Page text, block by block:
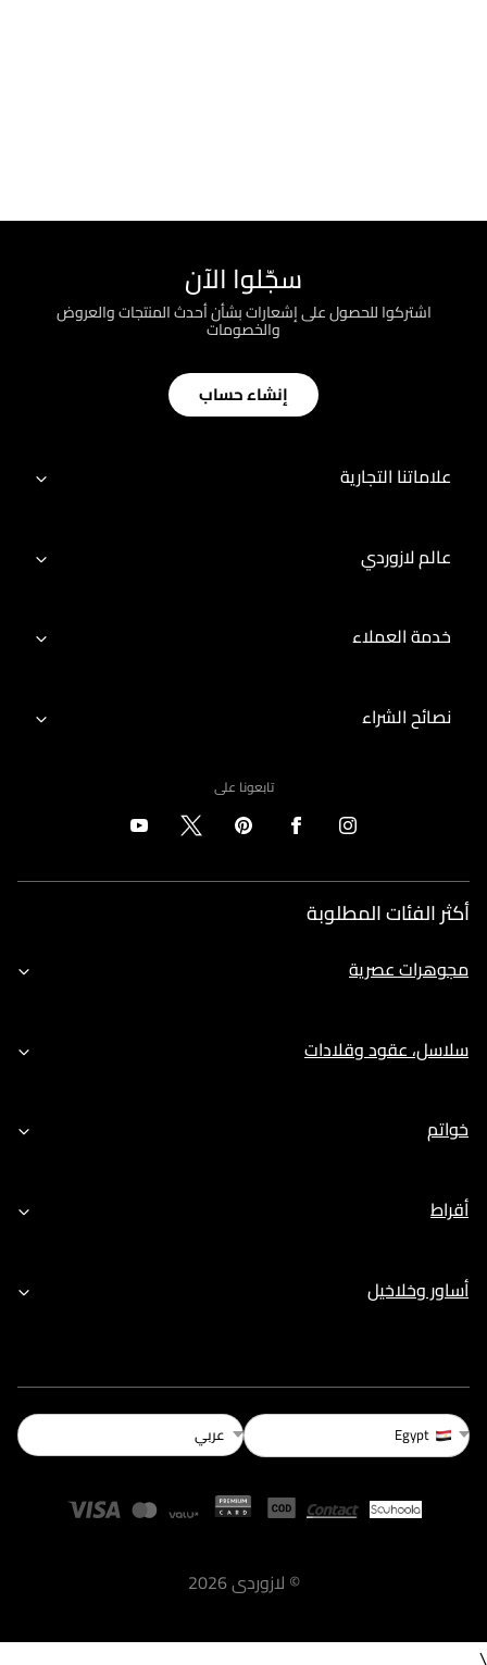
سجّلوا الآن
اشتركوا للحصول على إشعارات بشأن أحدث المنتجات والعروض
والخصومات
إنشاء حساب
علاماتنا التجارية
عالم لازوردي
خدمة العملاء
نصائح الشراء
تابعونا على
أكثر الفئات المطلوبة
مجوهرات عصرية
سلاسل، عقود وقلادات
خواتم
أقراط
أساور وخلاخيل
Egypt عربي
© لازوردى2026
\